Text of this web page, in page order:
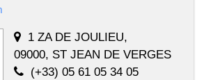
1 ZA DE JOULIEU,
09000, ST JEAN DE VERGES
(+33) 05 61 05 34 05